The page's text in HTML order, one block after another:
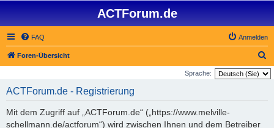
ACTForum.de
FAQ Anmelden
Foren-Übersicht
u
Sprache:
ACTForum.de - Registrierung
Mit dem Zugriff auf „ACTForum.de“ („https://www.melville-
schellmann.de/actforum“) wird zwischen Ihnen und dem Betreiber